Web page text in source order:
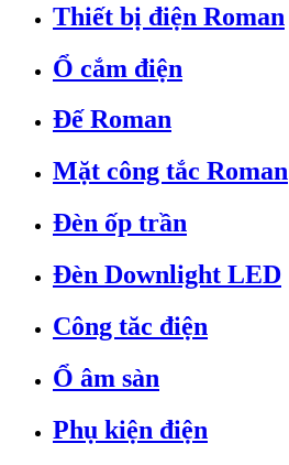
Thiết bị điện Roman
Ổ cắm điện
Đế Roman
Mặt công tắc Roman
Đèn ốp trần
Đèn Downlight LED
Công tăc điện
Ổ âm sàn
Phụ kiện điện